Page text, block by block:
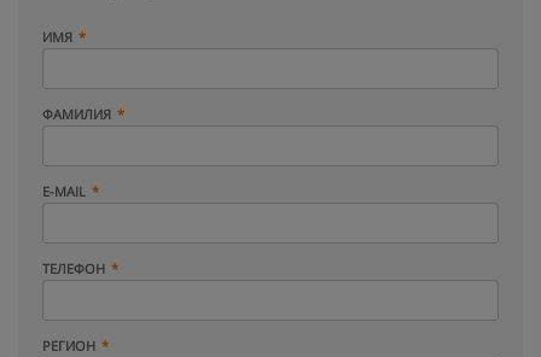
ИМЯ
ФАМИЛИЯ
E-MAIL
ТЕЛЕФОН
РЕГИОН